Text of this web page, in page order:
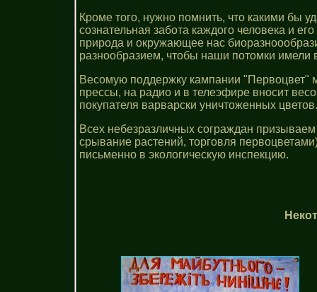
Кроме того, нужно помнить, что какими бы
сознательная забота каждого человека и
природа и окружающее нас
разнообразием, чтобы наши потомки имели
Весомую поддержку кампании "Первоцвет"
прессы, на радио и в телеэфире вносит
покупателя варварски уничтоженных
Всех небезразличных сограждан
срывание растений, торговля
письменно в экологическую инспекцию.